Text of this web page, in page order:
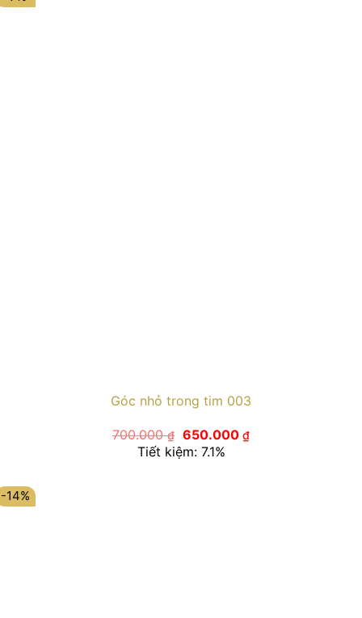
Góc nhỏ trong tim 003
700.000₫ Giá
gốc
là:
650.000 ₫Giá
hiện
Tiết kiệm: 7.1%
-14%